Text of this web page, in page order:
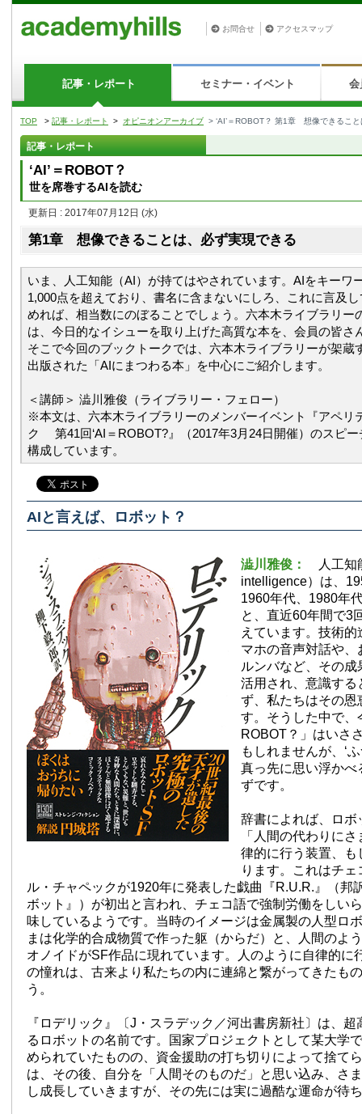
お問合せ アクセスマップ
記事・レポート セミナー・イベント 会
TOP > 記事・レポート > オピニオンアーカイブ > ‘AI’＝ROBOT？ 第1章 想像できるこ
記事・レポート
‘AI’＝ROBOT？
世を席巻するAIを読む
更新日 : 2017年07月12日 (水)
第1章 想像できることは、必ず実現できる
いま、人工知能（AI）が持てはやされています。AIをキーワ
1,000点を超えており、書名に含まないにしろ、これに言及
めれば、相当数にのぼることでしょう。六本木ライブラリー
は、今日的なイシューを取り上げた高質な本を、会員の皆さ
そこで今回のブックトークでは、六本木ライブラリーが架蔵
出版された「AIにまつわる本」を中心にご紹介します。
＜講師＞ 澁川雅俊（ライブラリー・フェロー）
※本文は、六本木ライブラリーのメンバーイベント『アペリ
ク 第41回‘AI＝ROBOT?』（2017年3月24日開催）のスピ
構成しています。
AIと言えば、ロボット？
澁川雅俊：
人工知
intelligence）は、
1960年代、1980年
と、直近60年間で3
えています。技術
マホの音声対話や
ルンバなど、その
活用され、意識する
ず、私たちはその恩
す。そうした中で、
ROBOT？」はいさ
もしれませんが、‘
真っ先に思い浮かべ
ずです。
辞書によれば、ロボ
「人間の代わりに
律的に行う装置、も
ります。これはチ
ル・チャペックが1920年に発表した戯曲『R.U.R.』（邦
ボット』）が初出と言われ、チェコ語で強制労働をしい
味しているようです。当時のイメージは金属製の人型ロ
まは化学的合成物質で作った躯（からだ）と、人間のよ
オノイドがSF作品に現れています。人のように自律的に
の憧れは、古来より私たちの内に連綿と繋がってきたも
う。
『ロデリック』〔J・スラデック／河出書房新社〕は、
るロボットの名前です。国家プロジェクトとして某大学
められていたものの、資金援助の打ち切りによって捨て
は、その後、自分を「人間そのものだ」と思い込み、さ
し成長していきますが、その先には実に過酷な運命が待